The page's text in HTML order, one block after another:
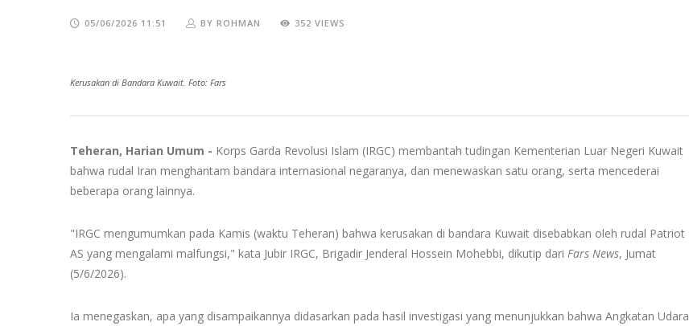
05/06/2026 11:51 BY ROHMAN 352 VIEWS
Kerusakan di Bandara Kuwait. Foto: Fars
Teheran, Harian Umum - Korps Garda Revolusi Islam (IRGC) membantah tudingan Kementerian Luar Negeri Kuwait
bahwa rudal Iran menghantam bandara internasional negaranya, dan menewaskan satu orang, serta mencederai
beberapa orang lainnya.
"IRGC mengumumkan pada Kamis (waktu Teheran) bahwa kerusakan di bandara Kuwait disebabkan oleh rudal Patriot
AS yang mengalami malfungsi," kata Jubir IRGC, Brigadir Jenderal Hossein Mohebbi, dikutip dari Fars News, Jumat
(5/6/2026).
Ia menegaskan, apa yang disampaikannya didasarkan pada hasil investigasi yang menunjukkan bahwa Angkatan Udara